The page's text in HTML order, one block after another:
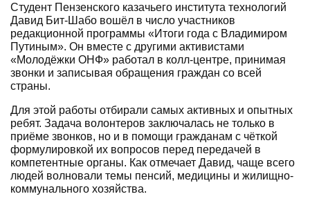
Студент Пензенского казачьего института технологий
Давид Бит-Шабо вошёл в число участников
редакционной программы «Итоги года с Владимиром
Путиным». Он вместе с другими активистами
«Молодёжки ОНФ» работал в колл-центре, принимая
звонки и записывая обращения граждан со всей
страны.
Для этой работы отбирали самых активных и опытных
ребят. Задача волонтеров заключалась не только в
приёме звонков, но и в помощи гражданам с чёткой
формулировкой их вопросов перед передачей в
компетентные органы. Как отмечает Давид, чаще всего
людей волновали темы пенсий, медицины и жилищно-
коммунального хозяйства.